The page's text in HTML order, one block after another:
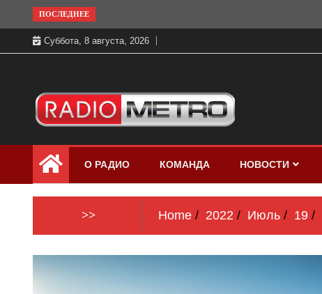
to
content
ПОСЛЕДНЕЕ
Суббота, 8 августа, 2026
Радио МЕТРО
бесплатно в хорошем качестве Санкт-
Петербург и Россия
О РАДИО КОМАНДА НОВОСТИ
>> Home 2022 Июль 19